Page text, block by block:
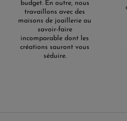
budget. En outre, nous
travaillons avec des
maisons de joaillerie au
savoir-faire
incomparable dont les
créations sauront vous
séduire.